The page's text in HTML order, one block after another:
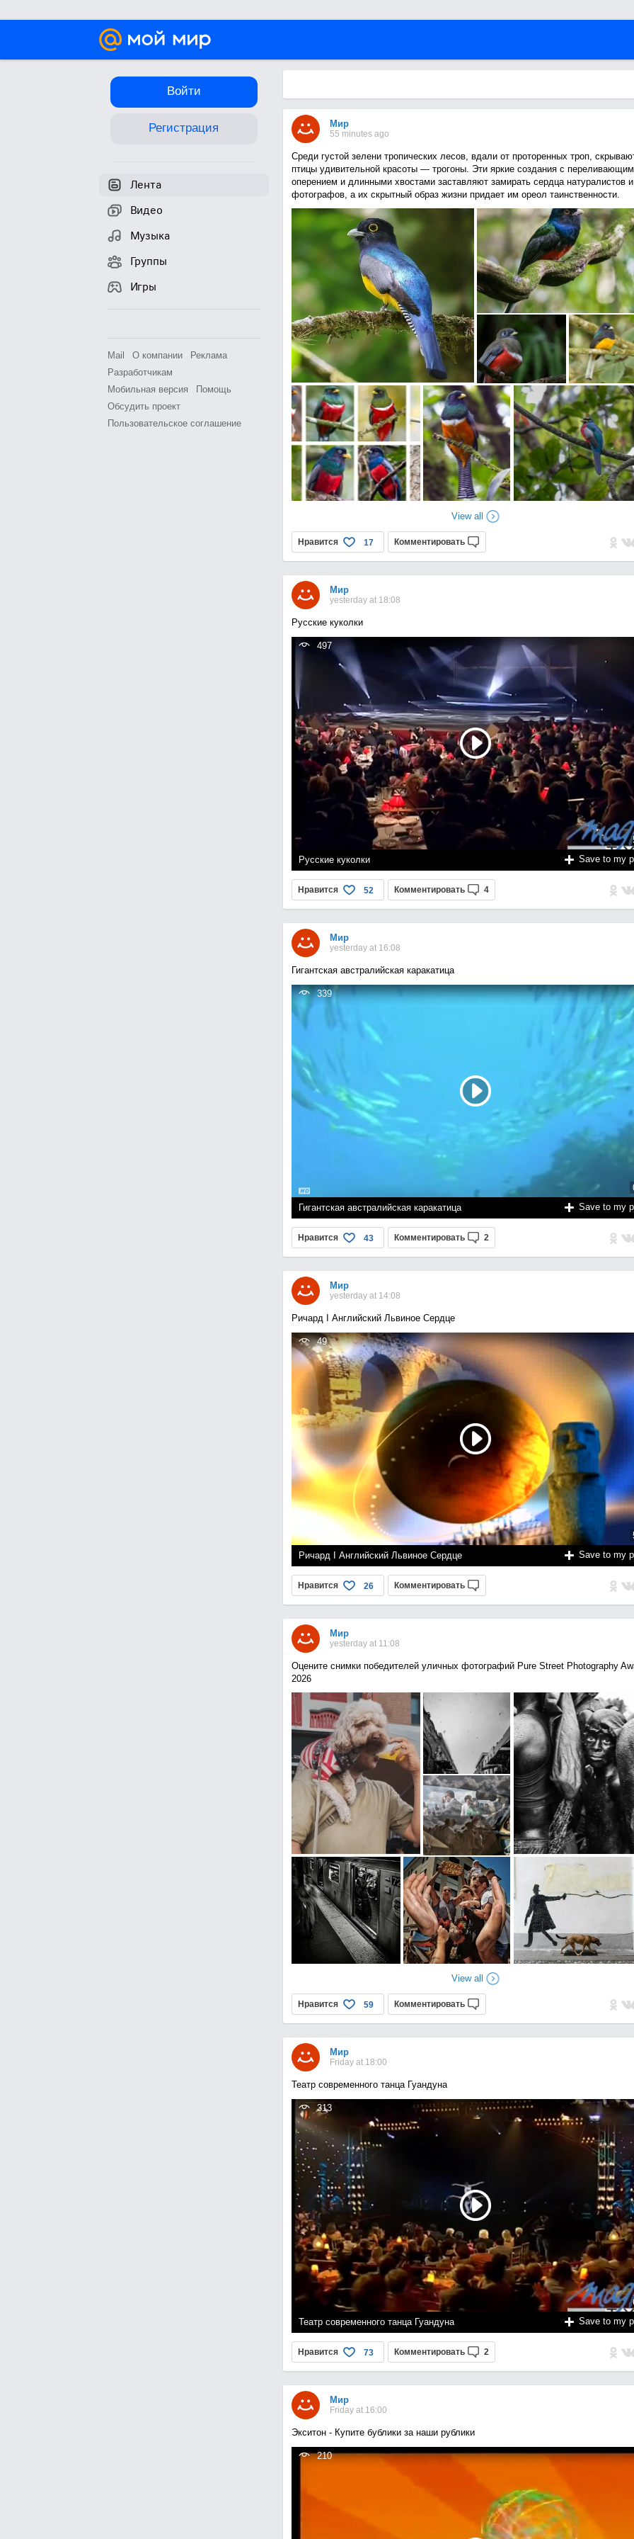
Войти
Регистрация
Лента
Видео
Музыка
Группы
Игры
Mail О компании
Реклама
Разработчикам
Мобильная версия
Помощь
Обсудить проект
Пользовательское соглашение
Мир
55 minutes ago
Среди густой зелени тропических лесов, вдали от проторенных троп,
птицы удивительной красоты — трогоны. Эти яркие создания с
оперением и длинными хвостами заставляют замирать сердца натуралистов и
фотографов, а их скрытный образ жизни придает им ореол таинственности.
View all
Нравится 17 Комментировать
Мир
yesterday at 18:08
Русские куколки
497
Русские куколки Save to my
Нравится 52 Комментировать 4
Мир
yesterday at 16:08
Гигантская австралийская каракатица
339
Гигантская австралийская каракатица Save to my
Нравится 43 Комментировать 2
Мир
yesterday at 14:08
Ричард I Английский Львиное Сердце
49
Ричард I Английский Львиное Сердце Save to my
Нравится 26 Комментировать
Мир
yesterday at 11:08
Оцените снимки победителей уличных фотографий Pure Street Photography
2026
View all
Нравится 59 Комментировать
Мир
Friday at 18:00
Театр современного танца Гуандуна
313
Театр современного танца Гуандуна Save to my
Нравится 73 Комментировать 2
Мир
Friday at 16:00
Экситон - Купите бублики за наши рублики
210